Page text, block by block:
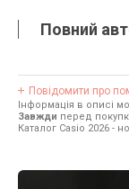
Повний
Повідомити про
Інформація в описі
Завжди перед
Каталог Casio 2026 -